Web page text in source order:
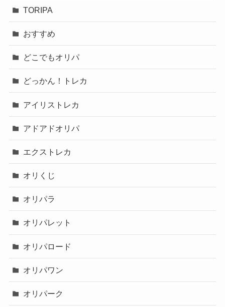
TORIPA
おすすめ
どこでもオリパ
どっかん！トレカ
アイリストレカ
アドアドオリパ
エクストレカ
オリくじ
オリパラ
オリパレット
オリパロード
オリパワン
オリパーク